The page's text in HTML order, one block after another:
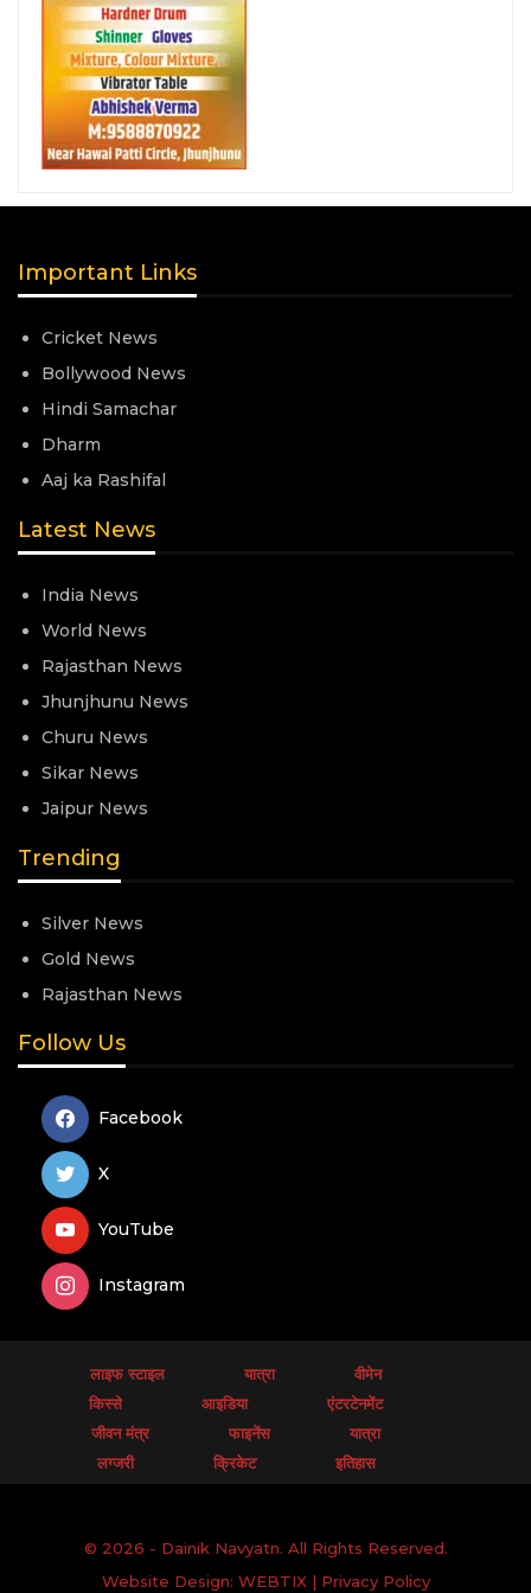
Important Links
Cricket News
Bollywood News
Hindi Samachar
Dharm
Aaj ka Rashifal
Latest News
India News
World News
Rajasthan News
Jhunjhunu News
Churu News
Sikar News
Jaipur News
Trending
Silver News
Gold News
Rajasthan News
Follow Us
Facebook
X
YouTube
Instagram
लाइफ स्टाइल यात्रा
वीमेन
किस्से
आइडिया
एंटरटेनमेंट
जीवन मंत्र
फाइनेंस
यात्रा
लग्जरी
क्रिकेट इतिहास
© 2026 - Dainik Navyatn. All Rights Reserved.
Website Design: WEBTIX| Privacy Policy